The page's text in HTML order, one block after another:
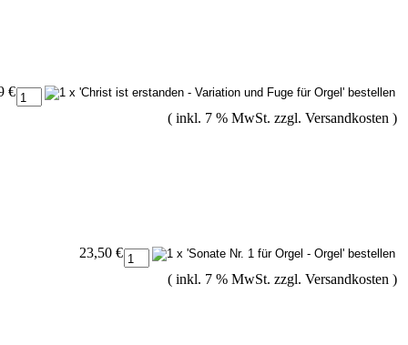
€
( inkl. 7 % MwSt. zzgl. Versandkosten )
23,50 €
( inkl. 7 % MwSt. zzgl. Versandkosten )